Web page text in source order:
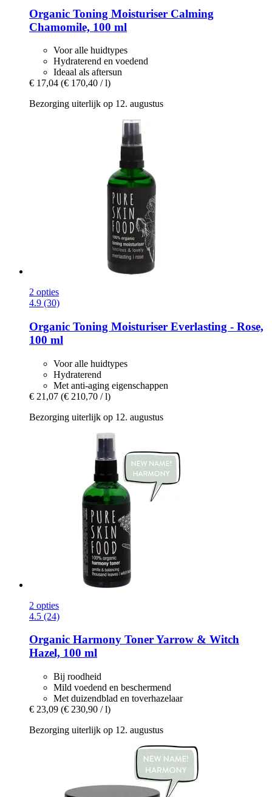
Organic Toning Moisturiser Calming
Chamomile, 100 ml
Voor alle huidtypes
Hydraterend en voedend
Ideaal als aftersun
€ 17,04 (€ 170,40 / l)
Bezorging uiterlijk op 12. augustus
2 opties
4.9 (30)
Organic Toning Moisturiser Everlasting -​ Rose,
100 ml
Voor alle huidtypes
Hydraterend
Met anti-aging eigenschappen
€ 21,07 (€ 210,70 / l)
Bezorging uiterlijk op 12. augustus
2 opties
4.5 (24)
Organic Harmony Toner Yarrow & Witch
Hazel, 100 ml
Bij roodheid
Mild voedend en beschermend
Met duizendblad en toverhazelaar
€ 23,09 (€ 230,90 / l)
Bezorging uiterlijk op 12. augustus